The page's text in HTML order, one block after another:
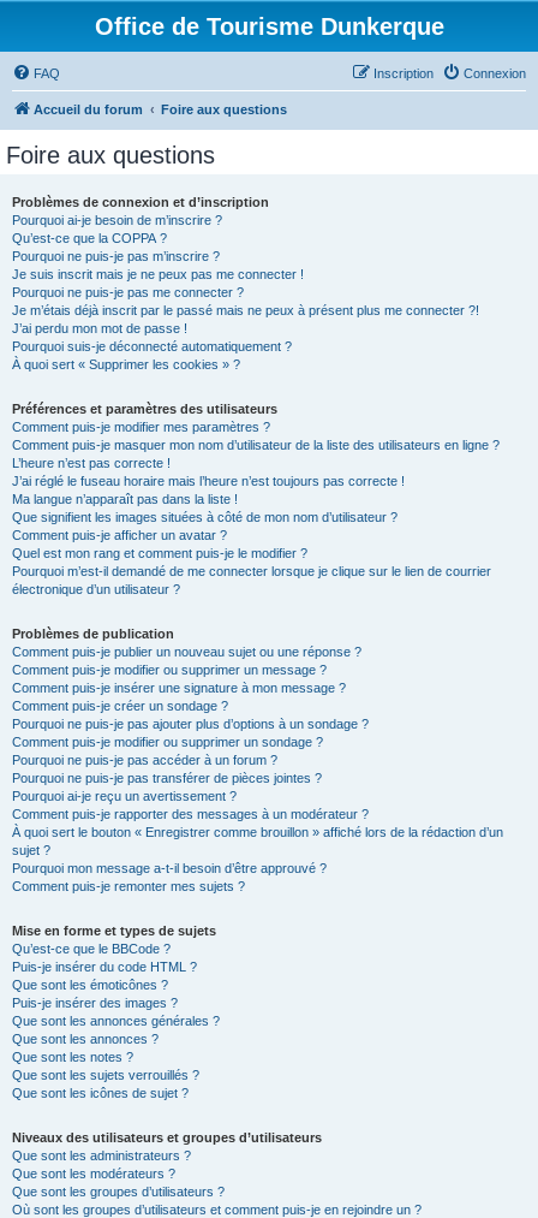
Office de Tourisme Dunkerque
FAQ Connexion
Inscription
Accueil du forum Foire aux questions
Foire aux questions
Problèmes de connexion et d’inscription
Pourquoi ai-je besoin de m’inscrire ?
Qu’est-ce que la COPPA ?
Pourquoi ne puis-je pas m’inscrire ?
Je suis inscrit mais je ne peux pas me connecter !
Pourquoi ne puis-je pas me connecter ?
Je m’étais déjà inscrit par le passé mais ne peux à présent plus me connecter ?!
J’ai perdu mon mot de passe !
Pourquoi suis-je déconnecté automatiquement ?
À quoi sert « Supprimer les cookies » ?
Préférences et paramètres des utilisateurs
Comment puis-je modifier mes paramètres ?
Comment puis-je masquer mon nom d’utilisateur de la liste des utilisateurs en ligne ?
L’heure n’est pas correcte !
J’ai réglé le fuseau horaire mais l’heure n’est toujours pas correcte !
Ma langue n’apparaît pas dans la liste !
Que signifient les images situées à côté de mon nom d’utilisateur ?
Comment puis-je afficher un avatar ?
Quel est mon rang et comment puis-je le modifier ?
Pourquoi m’est-il demandé de me connecter lorsque je clique sur le lien de courrier
électronique d’un utilisateur ?
Problèmes de publication
Comment puis-je publier un nouveau sujet ou une réponse ?
Comment puis-je modifier ou supprimer un message ?
Comment puis-je insérer une signature à mon message ?
Comment puis-je créer un sondage ?
Pourquoi ne puis-je pas ajouter plus d’options à un sondage ?
Comment puis-je modifier ou supprimer un sondage ?
Pourquoi ne puis-je pas accéder à un forum ?
Pourquoi ne puis-je pas transférer de pièces jointes ?
Pourquoi ai-je reçu un avertissement ?
Comment puis-je rapporter des messages à un modérateur ?
À quoi sert le bouton « Enregistrer comme brouillon » affiché lors de la rédaction d’un
sujet ?
Pourquoi mon message a-t-il besoin d’être approuvé ?
Comment puis-je remonter mes sujets ?
Mise en forme et types de sujets
Qu’est-ce que le BBCode ?
Puis-je insérer du code HTML ?
Que sont les émoticônes ?
Puis-je insérer des images ?
Que sont les annonces générales ?
Que sont les annonces ?
Que sont les notes ?
Que sont les sujets verrouillés ?
Que sont les icônes de sujet ?
Niveaux des utilisateurs et groupes d’utilisateurs
Que sont les administrateurs ?
Que sont les modérateurs ?
Que sont les groupes d’utilisateurs ?
Où sont les groupes d’utilisateurs et comment puis-je en rejoindre un ?